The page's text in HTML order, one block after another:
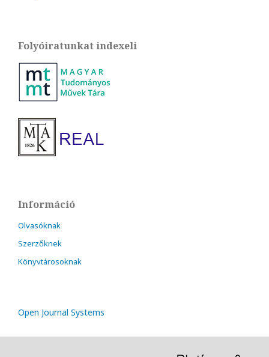
Folyóiratunkat indexeli
Információ
Olvasóknak
Szerzőknek
Könyvtárosoknak
Open Journal Systems